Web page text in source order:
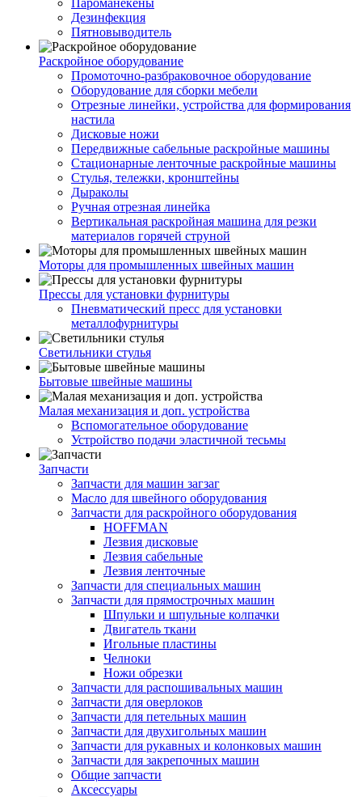
Дезинфекция
Пятновыводитель
Раскройное оборудование
Промоточно-разбраковочное оборудование
Оборудование для сборки мебели
Отрезные линейки, устройства для формирования
настила
Дисковые ножи
Передвижные сабельные раскройные машины
Стационарные ленточные раскройные машины
Стулья, тележки, кронштейны
Дыраколы
Ручная отрезная линейка
Вертикальная раскройная машина для резки
материалов горячей струной
Моторы для промышленных швейных машин
Прессы для установки фурнитуры
Пневматический пресс для установки
металлофурнитуры
Светильники стулья
Бытовые швейные машины
Малая механизация и доп. устройства
Вспомогательное оборудование
Устройство подачи эластичной тесьмы
Запчасти
Запчасти для машин загзаг
Масло для швейного оборудования
Запчасти для раскройного оборудования
HOFFMAN
Лезвия дисковые
Лезвия сабельные
Лезвия ленточные
Запчасти для специальных машин
Запчасти для прямострочных машин
Шпульки и шпульные колпачки
Двигатель ткани
Игольные пластины
Челноки
Ножи обрезки
Запчасти для распошивальных машин
Запчасти для оверлоков
Запчасти для петельных машин
Запчасти для двухигольных машин
Запчасти для рукавных и колонковых машин
Запчасти для закрепочных машин
Общие запчасти
Аксессуары